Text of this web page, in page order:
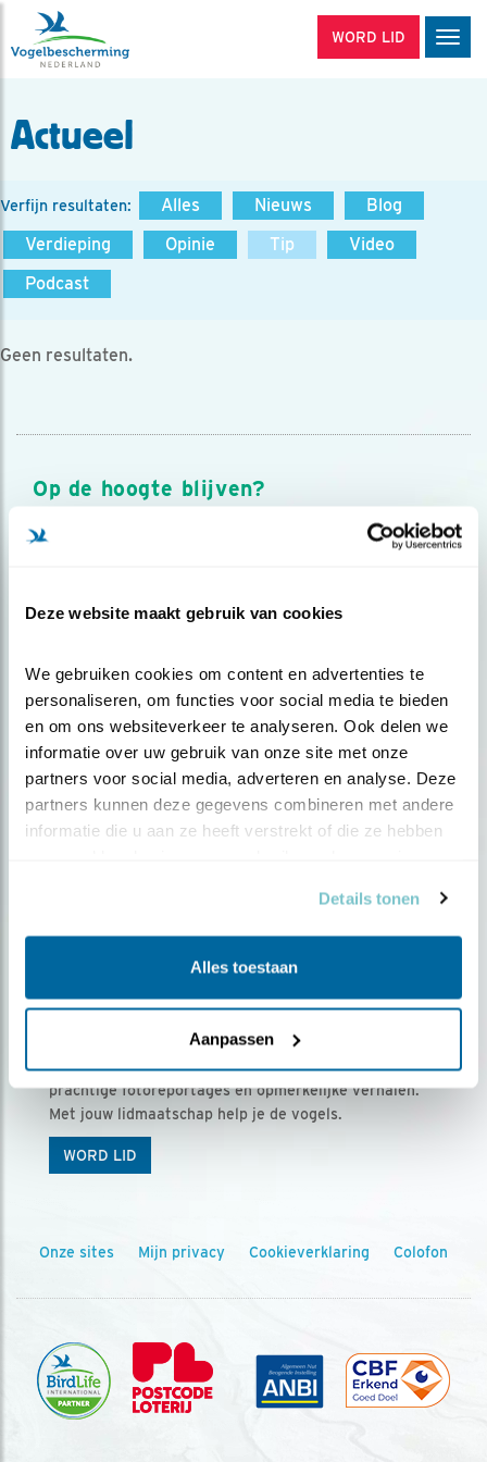
Deze website maakt gebruik van cookies
We gebruiken cookies om content en advertenties te
personaliseren, om functies voor social media te bieden
en om ons websiteverkeer te analyseren. Ook delen we
informatie over uw gebruik van onze site met onze
partners voor social media, adverteren en analyse. Deze
partners kunnen deze gegevens combineren met andere
informatie die u aan ze heeft verstrekt of die ze hebben
Details tonen
Alles toestaan
Aanpassen
WORD LID
Actueel
Verfijn resultaten: Alles Nieuws
Blog
Verdieping
Opinie Tip
Video
Podcast
Geen resultaten.
Op de hoogte blijven?
Meld je aan en ontvang nieuws, inspiratie, acties en tips
over vogels en activiteiten van Vogelbescherming.
Ontvang 5 x Vogels voor € 36,00 per jaar
Vogels is het tijdschrift voor onze leden, met
prachtige fotoreportages en opmerkelijke verhalen.
Met jouw lidmaatschap help je de vogels.
WORD LID
Onze sites Mijn privacy Cookieverklaring Colofon